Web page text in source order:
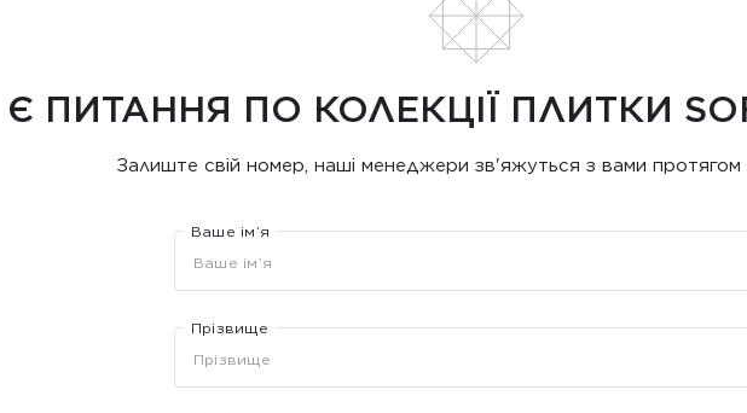
Є ПИТАННЯ ПО КОЛЕКЦІЇ ПЛИТКИ
Залиште свій номер, наші менеджери зв'яжуться з вами протягом
Ваше ім’я
Прізвище